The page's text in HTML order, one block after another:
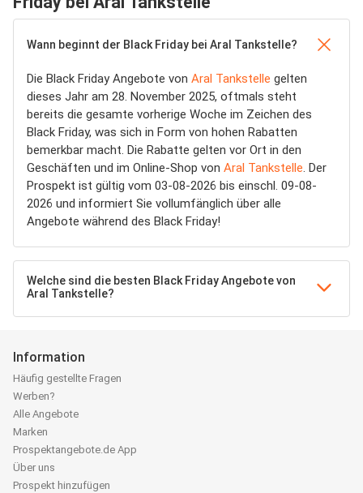
Wann beginnt der Black Friday bei Aral Tankstelle?
Die Black Friday Angebote von Aral Tankstelle gelten
dieses Jahr am 28. November 2025, oftmals steht
bereits die gesamte vorherige Woche im Zeichen des
Black Friday, was sich in Form von hohen Rabatten
bemerkbar macht. Die Rabatte gelten vor Ort in den
Geschäften und im Online-Shop von Aral Tankstelle. Der
Prospekt ist gültig vom 03-08-2026 bis einschl. 09-08-
2026 und informiert Sie vollumfänglich über alle
Angebote während des Black Friday!
Welche sind die besten Black Friday Angebote von
Aral Tankstelle?
Information
Häufig gestellte Fragen
Werben?
Alle Angebote
Marken
Prospektangebote.de App
Über uns
Prospekt hinzufügen